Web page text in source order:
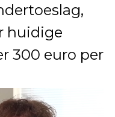
huidige
300 euro per